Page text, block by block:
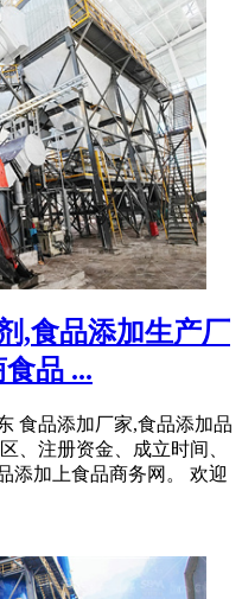
,食品添加生产厂
品 ...
食品添加厂家,食品添加品
、注册资金、成立时间、
添加上食品商务网。 欢迎